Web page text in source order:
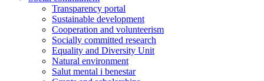
Transparency portal
Sustainable development
Cooperation and volunteerism
Socially committed research
Equality and Diversity Unit
Natural environment
Salut mental i benestar